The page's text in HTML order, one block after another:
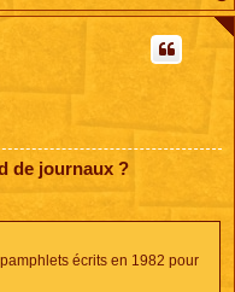
de journaux ?
écrits en 1982 pour